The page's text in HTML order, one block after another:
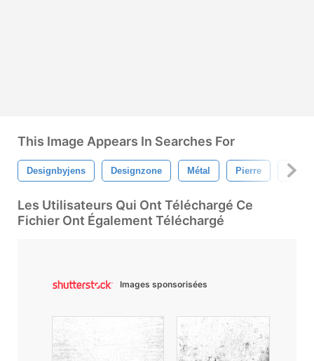
This Image Appears In Searches For
Designbyjens Designzone Métal Pierre
Les Utilisateurs Qui Ont Téléchargé Ce
Fichier Ont Également Téléchargé
Images sponsorisées